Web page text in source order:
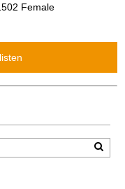
Female